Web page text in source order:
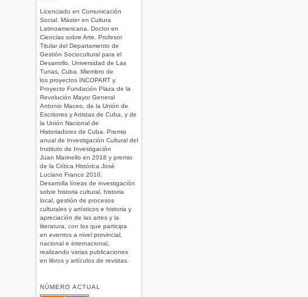
Licenciado en Comunicación
Social. Máster en Cultura
Latinoamericana. Doctor en
Ciencias sobre Arte. Profesor
Titular del Departamento de
Gestión Sociocultural para el
Desarrollo, Universidad de Las
Tunas, Cuba. Miembro de
los proyectos INCOPART y
Proyecto Fundación Plaza de la
Revolución Mayor General
Antonio Maceo, de la Unión de
Escritores y Artistas de Cuba, y de
la Unión Nacional de
Historiadores de Cuba. Premio
anual de Investigación Cultural del
Instituto de Investigación
Juan Marinello en 2018 y premio
de la Crítica Histórica José
Luciano Franco 2010.
Desarrolla líneas de investigación
sobre historia cultural, historia
local, gestión de procesos
culturales y artísticos e historia y
apreciación de las artes y la
literatura, con los que participa
en eventos a nivel provincial,
nacional e internacional,
realizando varias publicaciones
en libros y artículos de revistas.
NÚMERO ACTUAL